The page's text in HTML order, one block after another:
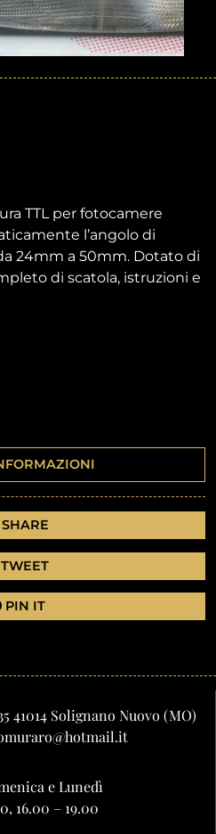
TTL per fotocamere
l’angolo di
24mm a 50mm. Dotato di
di scatola, istruzioni e
TWEET
PIN IT
41014 Solignano Nuovo (MO)
e Lunedì
16.00 – 19.00